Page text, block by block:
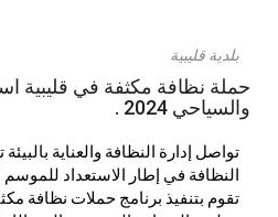
بلدية قليبية
حملة نظافة مكثفة في قليبية
والسياحي 2024 .
تواصل إدارة النظافة والعناية
النظافة في إطار الاستعداد
تقوم بتنفيذ برنامج حملات نظافة